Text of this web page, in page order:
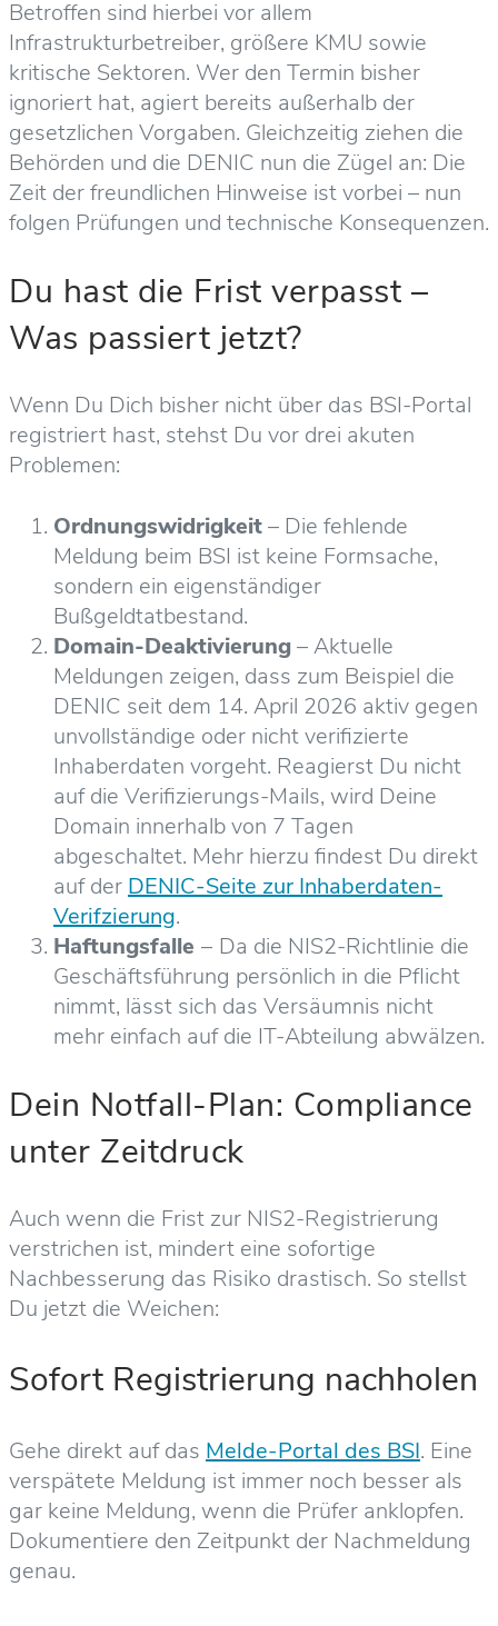
Betroffen sind hierbei vor allem
Infrastrukturbetreiber, größere KMU sowie
kritische Sektoren. Wer den Termin bisher
ignoriert hat, agiert bereits außerhalb der
gesetzlichen Vorgaben. Gleichzeitig ziehen die
Behörden und die DENIC nun die Zügel an: Die
Zeit der freundlichen Hinweise ist vorbei – nun
folgen Prüfungen und technische Konsequenzen.
Du hast die Frist verpasst –
Was passiert jetzt?
Wenn Du Dich bisher nicht über das BSI-Portal
registriert hast, stehst Du vor drei akuten
Problemen:
Ordnungswidrigkeit– Die fehlende
Meldung beim BSI ist keine Formsache,
sondern ein eigenständiger
Bußgeldtatbestand.
Domain-Deaktivierung– Aktuelle
Meldungen zeigen, dass zum Beispiel die
DENIC seit dem 14. April 2026 aktiv gegen
unvollständige oder nicht verifizierte
Inhaberdaten vorgeht. Reagierst Du nicht
auf die Verifizierungs-Mails, wird Deine
Domain innerhalb von 7 Tagen
abgeschaltet. Mehr hierzu findest Du direkt
auf der DENIC-Seite zur Inhaberdaten-
Verifzierung.
Haftungsfalle – Da die NIS2-Richtlinie die
Geschäftsführung persönlich in die Pflicht
nimmt, lässt sich das Versäumnis nicht
mehr einfach auf die IT-Abteilung abwälzen.
Dein Notfall-Plan: Compliance
unter Zeitdruck
Auch wenn die Frist zur NIS2-Registrierung
verstrichen ist, mindert eine sofortige
Nachbesserung das Risiko drastisch. So stellst
Du jetzt die Weichen:
Sofort Registrierung nachholen
Gehe direkt auf das Melde-Portal des BSI. Eine
verspätete Meldung ist immer noch besser als
gar keine Meldung, wenn die Prüfer anklopfen.
Dokumentiere den Zeitpunkt der Nachmeldung
genau.